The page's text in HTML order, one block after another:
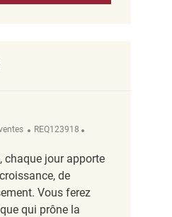
ReqId
REQ123918
chaque jour apporte
de
Vous ferez
qui prône la